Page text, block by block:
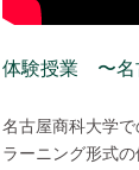
体験授業 〜名
名古屋商科大学
ラーニング形式の